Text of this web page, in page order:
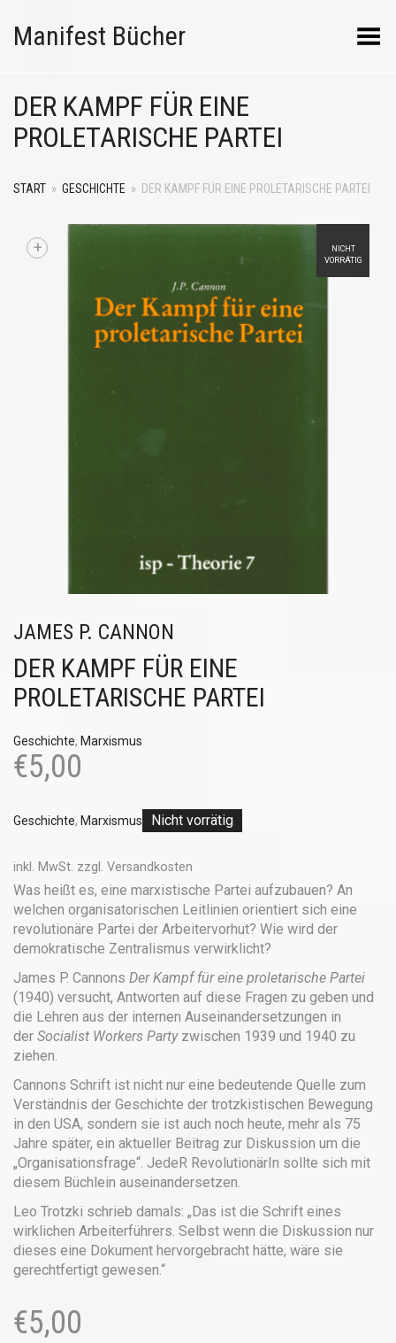
Manifest Bücher Menü umschalten
DER KAMPF FÜR EINE
PROLETARISCHE PARTEI
START » GESCHICHTE » DER KAMPF FÜR EINE PROLETARISCHE PARTEI
NICHT
VORRÄTIG
+
JAMES P. CANNON
DER KAMPF FÜR EINE
PROLETARISCHE PARTEI
Geschichte, Marxismus
€5,00
Geschichte, Marxismus Nicht vorrätig
inkl. MwSt. zzgl. Versandkosten
Was heißt es, eine marxistische Partei aufzubauen? An
welchen organisatorischen Leitlinien orientiert sich eine
revolutionäre Partei der Arbeitervorhut? Wie wird der
demokratische Zentralismus verwirklicht?
James P. Cannons Der Kampf für eine proletarische Partei
(1940) versucht, Antworten auf diese Fragen zu geben und
die Lehren aus der internen Auseinandersetzungen in
der Socialist Workers Party zwischen 1939 und 1940 zu
ziehen.
Cannons Schrift ist nicht nur eine bedeutende Quelle zum
Verständnis der Geschichte der trotzkistischen Bewegung
in den USA, sondern sie ist auch noch heute, mehr als 75
Jahre später, ein aktueller Beitrag zur Diskussion um die
„Organisationsfrage“. JedeR RevolutionärIn sollte sich mit
diesem Büchlein auseinandersetzen.
Leo Trotzki schrieb damals: „Das ist die Schrift eines
wirklichen Arbeiterführers. Selbst wenn die Diskussion nur
dieses eine Dokument hervorgebracht hätte, wäre sie
gerechtfertigt gewesen.“
€5,00